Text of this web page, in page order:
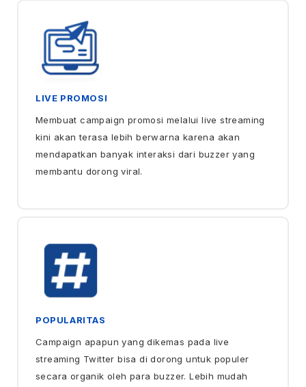
LIVE PROMOSI
Membuat campaign promosi melalui live streaming
kini akan terasa lebih berwarna karena akan
mendapatkan banyak interaksi dari buzzer yang
membantu dorong viral.
POPULARITAS
Campaign apapun yang dikemas pada live
streaming Twitter bisa di dorong untuk populer
secara organik oleh para buzzer. Lebih mudah